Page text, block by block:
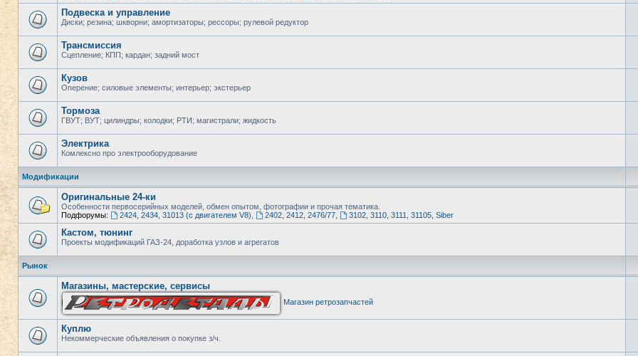
Подвеска и управление
Диски; резина; шкворни; амортизаторы; рессоры; рулевой редуктор
Трансмиссия
Сцепление; КПП; кардан; задний мост
Кузов
Оперение; силовые элементы; интерьер; экстерьер
Тормоза
ГВУТ; ВУТ; цилиндры; колодки; РТИ; магистрали; жидкость
Электрика
Комлексно про электрооборудование
Модификации
Оригинальные 24-ки
Особенности первосерийных моделей, обмен опытом, фотографии и прочая тематика.
Подфорумы:
2424, 2434, 31013 (с двигателем V8) 2402, 2412, 2476/77, 3102, 3110, 3111, 31105, Siber
Кастом, тюнинг
Проекты модификаций ГАЗ-24, доработка узлов и агрегатов
Рынок
Магазины, мастерские, сервисы
Магазин ретрозапчастей
Куплю
Некоммерческие объявления о покупке з/ч.